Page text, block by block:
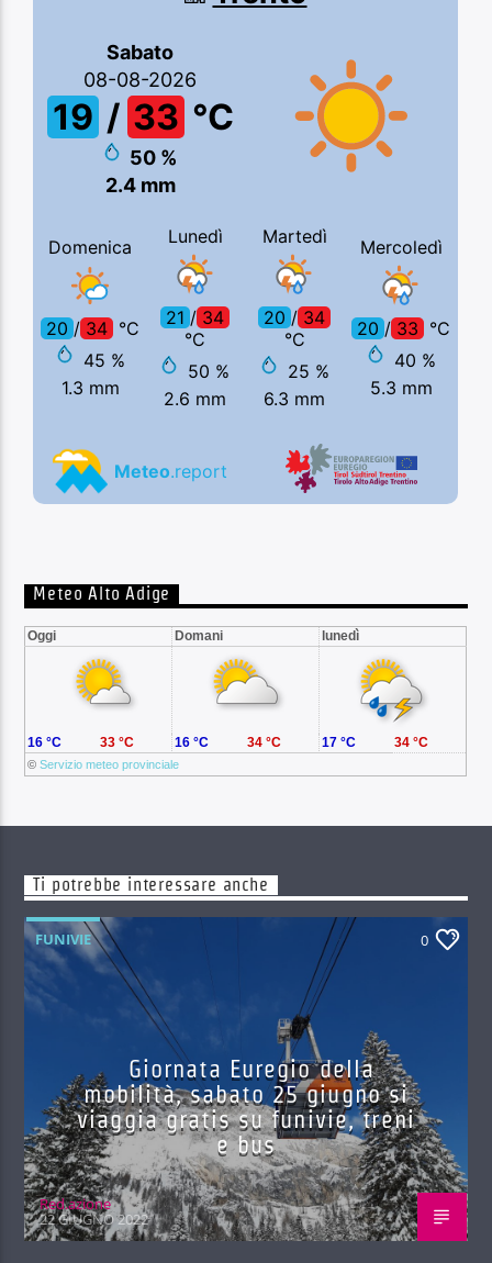
Meteo Alto Adige
Oggi Domani lunedì
©Servizio meteo provinciale
16 °C 33 °C 16 °C 34 °C 17 °C 34 °C
Ti potrebbe interessare anche
FUNIVIE 0
Giornata Euregio della
mobilità, sabato 25 giugno si
viaggia gratis su funivie, treni
e bus
Red.azione
22 GIUGNO 2022